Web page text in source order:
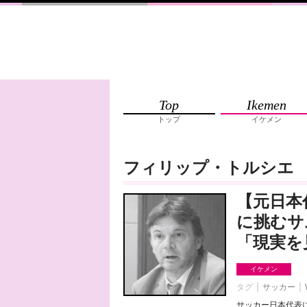
Top
トップ
Ikemen
イケメン
フィリップ・トルシエ
【元日
に挑む
「現実
イケメン
タグ サッカー